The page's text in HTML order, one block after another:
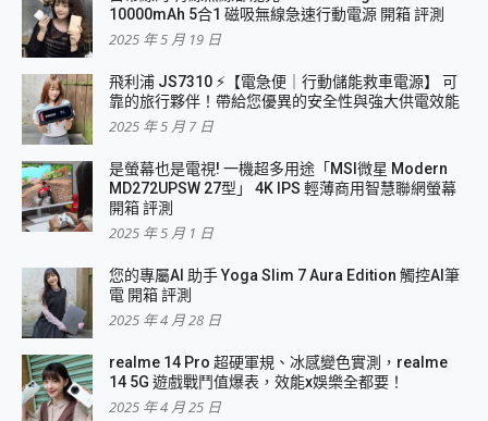
10000mAh 5合1 磁吸無線急速行動電源 開箱 評測
2025 年 5 月 19 日
飛利浦 JS7310 ⚡【電急便｜行動儲能救車電源】 可
靠的旅行夥伴！帶給您優異的安全性與強大供電效能
2025 年 5 月 7 日
是螢幕也是電視! 一機超多用途「MSI微星 Modern
MD272UPSW 27型」 4K IPS 輕薄商用智慧聯網螢幕
開箱 評測
2025 年 5 月 1 日
您的專屬AI 助手 Yoga Slim 7 Aura Edition 觸控AI筆
電 開箱 評測
2025 年 4 月 28 日
realme 14 Pro 超硬軍規、冰感變色實測，realme
14 5G 遊戲戰鬥值爆表，效能x娛樂全都要！
2025 年 4 月 25 日